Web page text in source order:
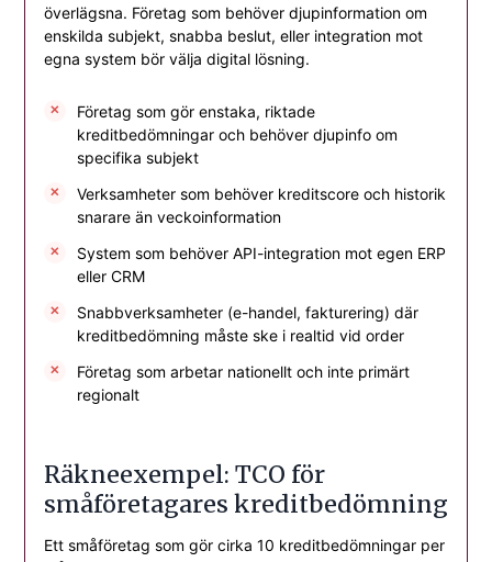
överlägsna. Företag som behöver djupinformation om
enskilda subjekt, snabba beslut, eller integration mot
egna system bör välja digital lösning.
Företag som gör enstaka, riktade
kreditbedömningar och behöver djupinfo om
specifika subjekt
Verksamheter som behöver kreditscore och historik
snarare än veckoinformation
System som behöver API-integration mot egen ERP
eller CRM
Snabbverksamheter (e-handel, fakturering) där
kreditbedömning måste ske i realtid vid order
Företag som arbetar nationellt och inte primärt
regionalt
Räkneexempel: TCO för
småföretagares kreditbedömning
Ett småföretag som gör cirka 10 kreditbedömningar per